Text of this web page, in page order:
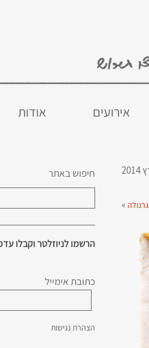
אירועים אודות
גרנולה »
חיפוש באתר
הרשמו לניוזלטר וקבלו
כתובת אימייל
הצהרת נגישות